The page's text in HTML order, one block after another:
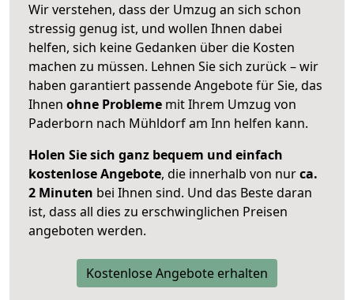
Wir verstehen, dass der Umzug an sich schon
stressig genug ist, und wollen Ihnen dabei
helfen, sich keine Gedanken über die Kosten
machen zu müssen. Lehnen Sie sich zurück – wir
haben garantiert passende Angebote für Sie, das
Ihnen ohne Probleme mit Ihrem Umzug von
Paderborn nach Mühldorf am Inn helfen kann.
Holen Sie sich ganz bequem und einfach
kostenlose Angebote, die innerhalb von nurca.
2 Minuten bei Ihnen sind. Und das Beste daran
ist, dass all dies zu erschwinglichen Preisen
angeboten werden.
Kostenlose Angebote erhalten